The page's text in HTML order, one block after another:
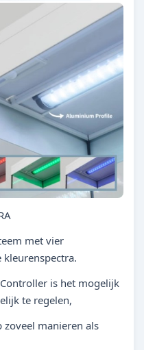
met vier
is het mogelijk
te regelen,
manieren als